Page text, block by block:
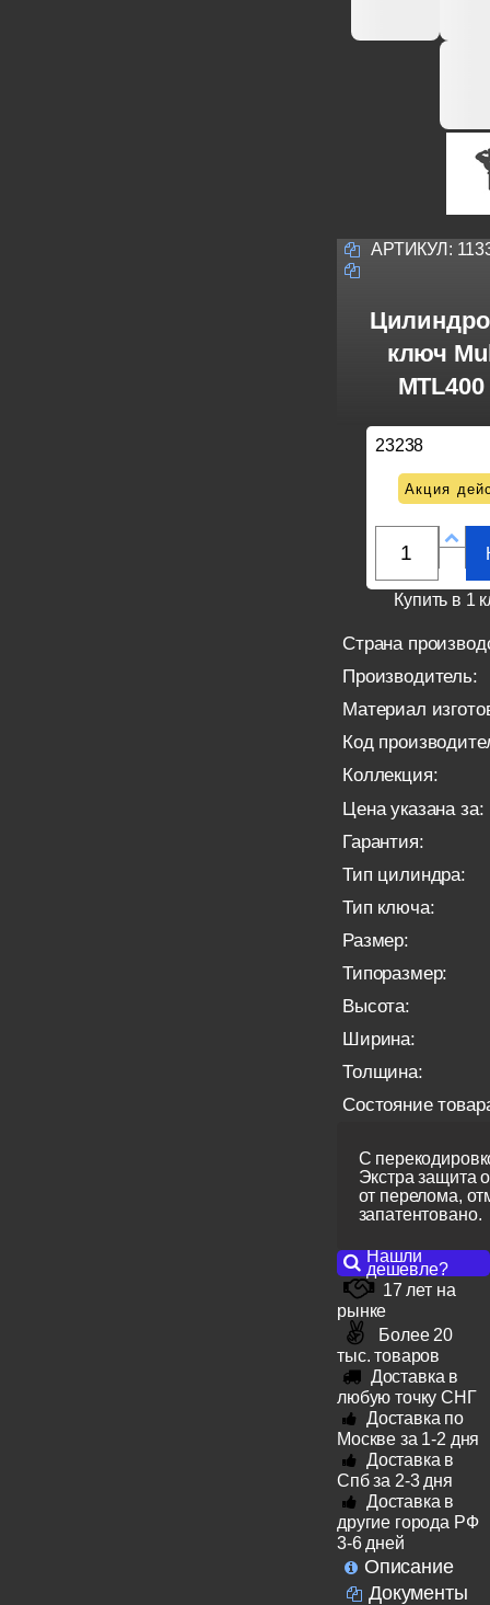
АРТИКУЛ:
ключ
23238
Акция
Купить в 1
Страна
Производитель:
Материал
Код
Коллекция:
Цена указана за:
Гарантия:
Тип цилиндра:
Тип ключа:
Размер:
Типоразмер:
Высота:
Ширина:
Толщина:
Состояние
С
Экстра защита
от перелома,
запатентовано.
Нашли
дешевле?
17 лет на
рынке
Более 20
тыс. товаров
Доставка в
любую точку СНГ
Доставка по
Москве за 1-2 дня
Доставка в
Спб за 2-3 дня
Доставка в
другие города РФ
3-6 дней
Описание
Документы